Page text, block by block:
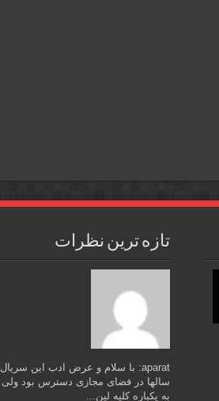
تازه ترین نظرات
aparat: با سلام و عرض ادب این سریال
سالها در فضای مجازی دسترس بود ولی
به یکباره کلیه لین...